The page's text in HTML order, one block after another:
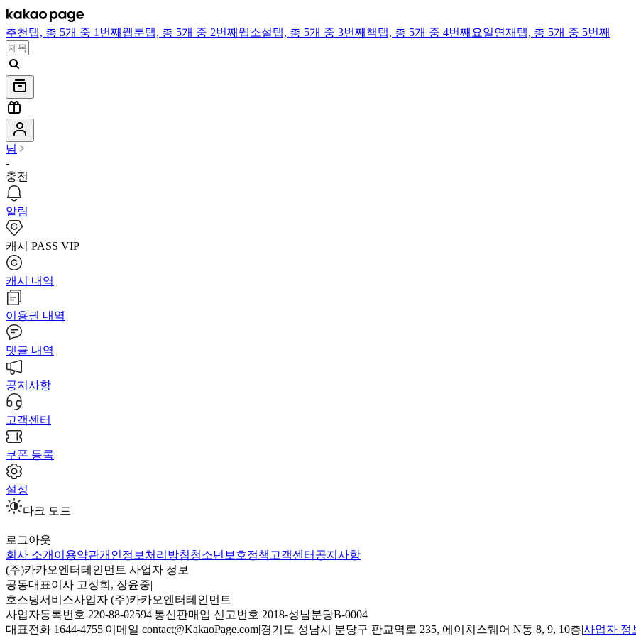
추천 탭, 총 5개 중 1번째 웹툰탭, 총 5개 중 2번째 웹소설탭, 총 5개 중 3번째 책탭, 총 5개 중 4번째 요일연재 탭, 총 5개 중 5번째
님
-
충전
알림
캐시 PASS VIP
캐시 내역
이용권 내역
댓글 내역
공지사항
고객센터
쿠폰 등록
설정
다크 모드
로그아웃
회사 소개 이용약관개인정보처리방침청소년보호정책 고객센터 공지사항
(주)카카오엔터테인먼트 사업자 정보
공동대표이사 고정희, 장윤중|
호스팅서비스사업자 (주)카카오엔터테인먼트
사업자등록번호 220-88-02594|통신판매업 신고번호 2018-성남분당B-0004
대표전화 1644-4755|이메일 contact@KakaoPage.com|경기도 성남시 분당구 판교역로 235, 에이치스퀘어 N동 8, 9, 10층|사업자 정